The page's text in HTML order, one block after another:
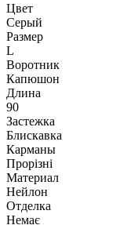
Цвет
Серый
Размер
L
Воротник
Капюшон
Длина
90
Застежка
Блискавка
Карманы
Прорізні
Материал
Нейлон
Отделка
Немає